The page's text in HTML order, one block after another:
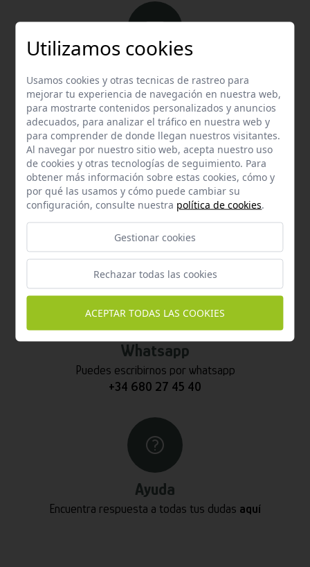
Email
Contacta con nosotros vía email
hola@welovemascotas.com
Teléfono
Contacta con nosotros a través del teléfono
Whatsapp
Puedes escribirnos por whatsapp
+34 680 27 45 40
Ayuda
Encuentra respuesta a todas tus dudas aquí
Utilizamos cookies
Usamos cookies y otras tecnicas de rastreo para
mejorar tu experiencia de navegación en nuestra web,
para mostrarte contenidos personalizados y anuncios
adecuados, para analizar el tráfico en nuestra web y
para comprender de donde llegan nuestros visitantes.
Al navegar por nuestro sitio web, acepta nuestro uso
de cookies y otras tecnologías de seguimiento. Para
obtener más información sobre estas cookies, cómo y
por qué las usamos y cómo puede cambiar su
configuración, consulte nuestra política de cookies.
Gestionar cookies
Rechazar todas las cookies
ACEPTAR TODAS LAS COOKIES